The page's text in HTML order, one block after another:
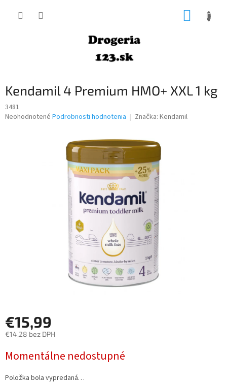
Kendamil 4 Premium HMO+ XXL 1 kg
3481
Priemerné
Neohodnotené Podrobnosti hodnotenia Značka: Kendamil
€15,99
€14,28 bez DPH
cena:
Momentálne nedostupné
Položka bola vypredaná…